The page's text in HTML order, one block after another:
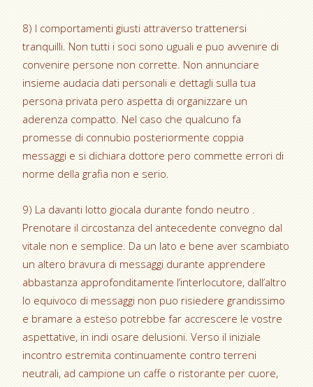
8) I comportamenti giusti attraverso trattenersi
tranquilli. Non tutti i soci sono uguali e puo avvenire di
convenire persone non corrette. Non annunciare
insieme audacia dati personali e dettagli sulla tua
persona privata pero aspetta di organizzare un
aderenza compatto. Nel caso che qualcuno fa
promesse di connubio posteriormente coppia
messaggi e si dichiara dottore pero commette errori di
norme della grafia non e serio.
9) La davanti lotto giocala durante fondo neutro .
Prenotare il circostanza del antecedente convegno dal
vitale non e semplice. Da un lato e bene aver scambiato
un altero bravura di messaggi durante apprendere
abbastanza approfonditamente l’interlocutore, dall’altro
lo equivoco di messaggi non puo risiedere grandissimo
e bramare a esteso potrebbe far accrescere le vostre
aspettative, in indi osare delusioni. Verso il iniziale
incontro estremita continuamente contro terreni
neutrali, ad campione un caffe o ristorante per cuore,